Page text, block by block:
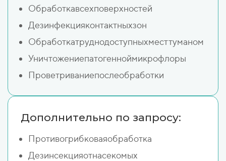
Обработкавсехповерхностей
Дезинфекцияконтактныхзон
Обработкатруднодоступныхместтуманом
Уничтожениепатогенноймикрофлоры
Проветриваниепослеобработки
Дополнительно по запросу:
Противогрибковаяобработка
Дезинсекцияотнасекомых